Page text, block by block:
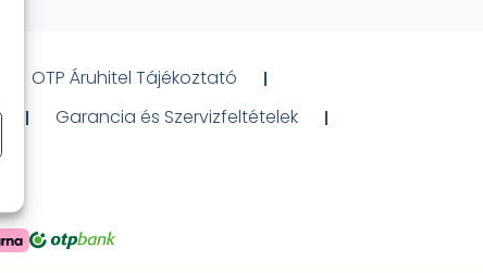
OTP Áruhitel Tájékoztató
Garancia és Szervizfeltételek